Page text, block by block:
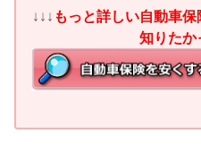
↓↓↓ もっと詳しい自動車
知りたか